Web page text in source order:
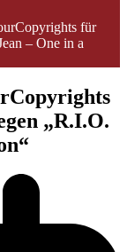
für
– One in a
„R.I.O.